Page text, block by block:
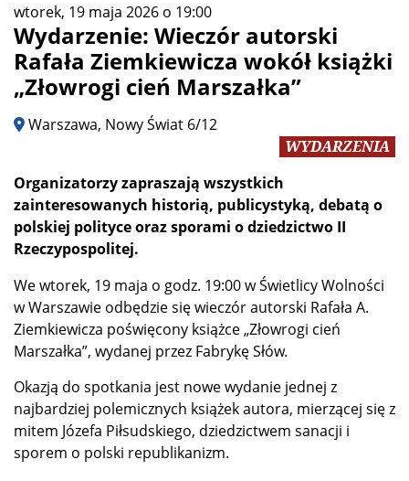
wtorek, 19 maja 2026 o 19:00
Wydarzenie: Wieczór autorski
Rafała Ziemkiewicza wokół książki
„Złowrogi cień Marszałka”
Warszawa, Nowy Świat 6/12
WYDARZENIA
Organizatorzy zapraszają wszystkich
zainteresowanych historią, publicystyką, debatą o
polskiej polityce oraz sporami o dziedzictwo II
Rzeczypospolitej.
We wtorek, 19 maja o godz. 19:00 w Świetlicy Wolności
w Warszawie odbędzie się wieczór autorski Rafała A.
Ziemkiewicza poświęcony książce „Złowrogi cień
Marszałka”, wydanej przez Fabrykę Słów.
Okazją do spotkania jest nowe wydanie jednej z
najbardziej polemicznych książek autora, mierzącej się z
mitem Józefa Piłsudskiego, dziedzictwem sanacji i
sporem o polski republikanizm.